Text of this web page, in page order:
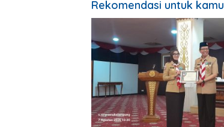
Rekomendasi untuk kamu